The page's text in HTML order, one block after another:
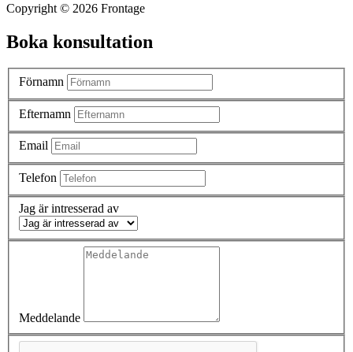
Copyright © 2026 Frontage
Boka konsultation
Förnamn
Efternamn
Email
Telefon
Jag är intresserad av
Meddelande